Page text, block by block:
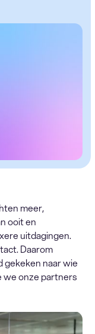
meer,
ooit en
uitdagingen.
Daarom
gekeken naar wie
we onze partners